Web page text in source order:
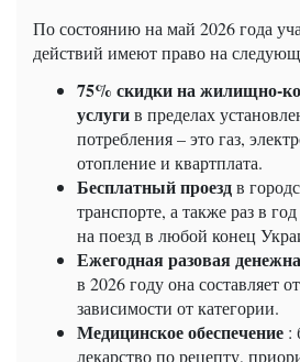
По состоянию на май 2026 года
действий имеют право на
75% скидки на жилищно-
услугив пределах
потребления – это газ,
отопление и квартплата.
Бесплатный проездв
транспорте, а также раз в
на поезд в любой конец
Ежегодная разовая
в 2026 году она составляет
зависимости от категории.
Медицинское обеспечение :
лекарство по рецепту,